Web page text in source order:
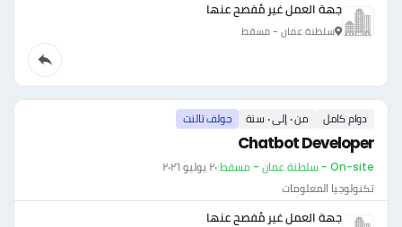
جهة العمل غير مُفصح عنها
سلطنة عمان - مسقط
دوام كامل من ٠ إلى ٠ سنة جولف تالنت
Chatbot Developer
On-site - سلطنة عمان - مسقط ·٢٠ يوليو ٢٠٢٦
تكنولوجيا المعلومات
جهة العمل غير مُفصح عنها